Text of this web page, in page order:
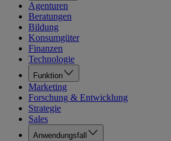
Agenturen
Beratungen
Bildung
Konsumgüter
Finanzen
Technologie
Funktion
Marketing
Forschung & Entwicklung
Strategie
Sales
Anwendungsfall